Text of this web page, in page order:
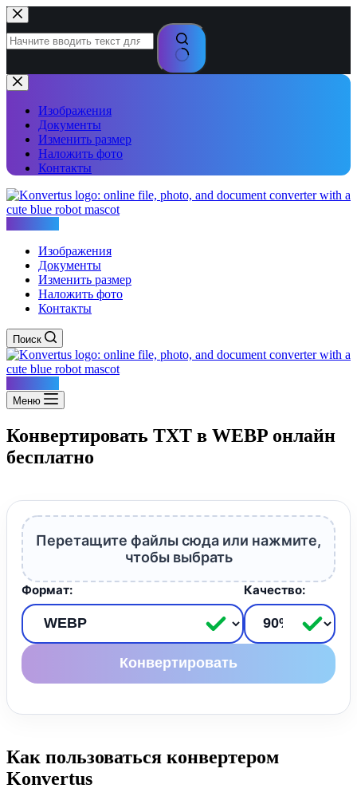
Перейти
к
сути
Ничего
не
найденоИзображения
Документы
Изменить размер
Наложить фото
Контакты
Изображения
Документы
Изменить размер
Наложить фото
Контакты
Поиск
Меню
Конвертировать TXT в WEBP онлайн
бесплатно
Перетащите файлы сюда или нажмите,
чтобы выбрать
Формат: Качество:
Конвертировать
Как пользоваться конвертером
Konvertus